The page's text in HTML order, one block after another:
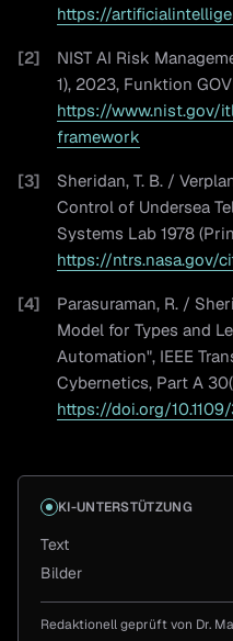
https://
[2]
NIST AI Risk
1), 2023, Funktion
https://www.nist.gov/
framework
[3]
Sheridan, T. B. /
Control of Undersea
Systems Lab 1978
https://ntrs.nasa.gov/
[4]
Parasuraman, R. /
Model for Types and
Automation", IEEE
Cybernetics, Part A
https://doi.org/
KI-UNTERSTÜTZUNG
Text
Bilder
Redaktionell geprüft von Dr.